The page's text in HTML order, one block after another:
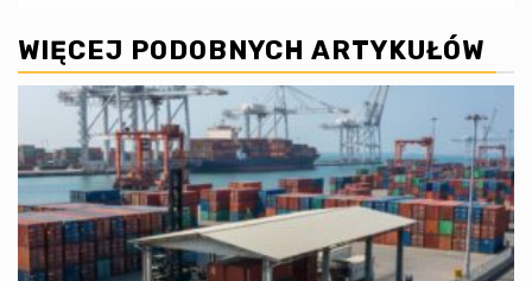
WIĘCEJ PODOBNYCH ARTYKUŁÓW